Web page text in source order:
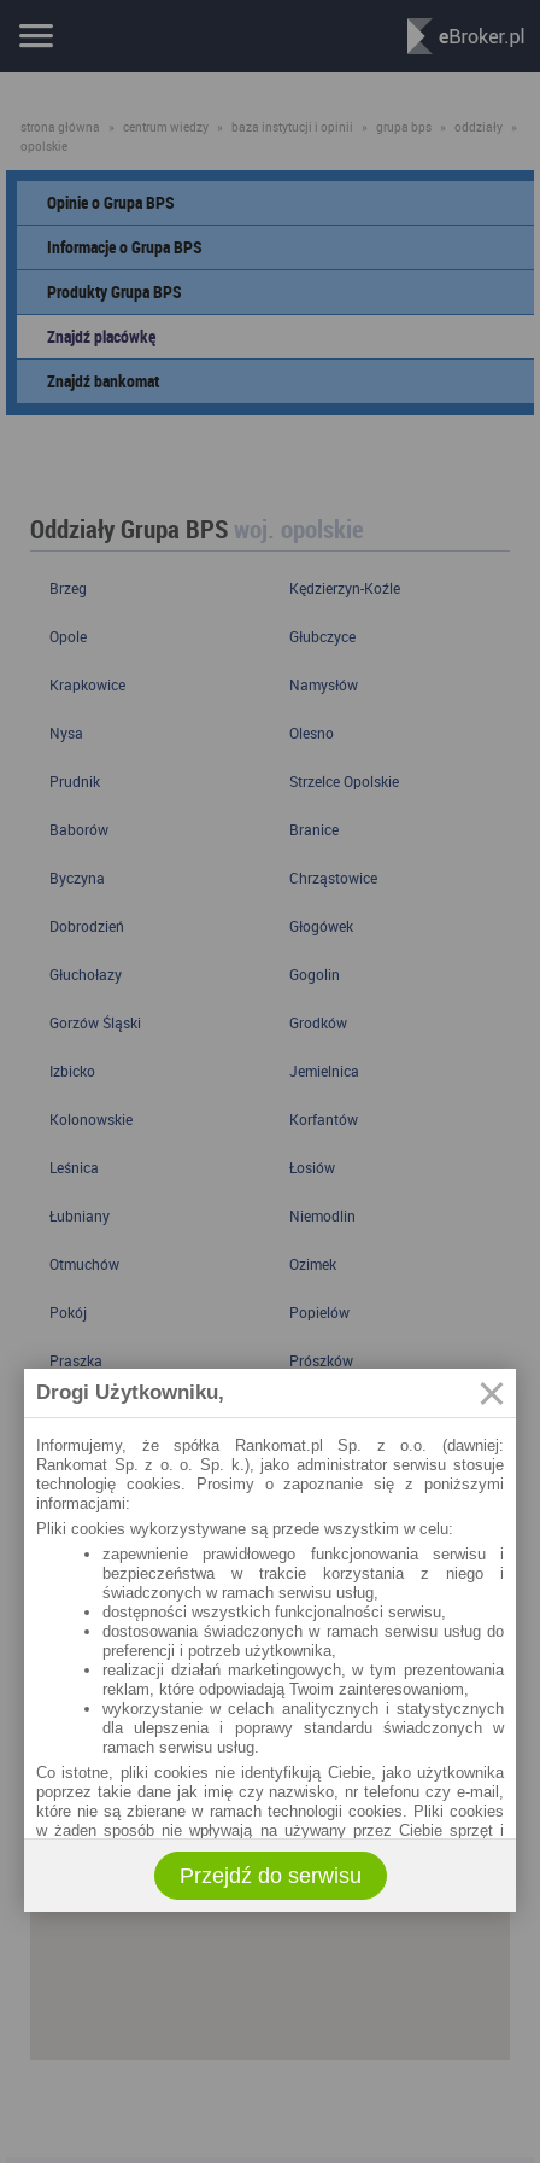
strona główna » centrum wiedzy » baza instytucji i opinii » grupa bps » oddziały »
opolskie
Opinie o Grupa BPS
Informacje o Grupa BPS
Produkty Grupa BPS
Znajdź placówkę
Znajdź bankomat
Oddziały Grupa BPS woj. opolskie
Brzeg Kędzierzyn-Koźle
Opole Głubczyce
Krapkowice Namysłów
Nysa Olesno
Prudnik Strzelce Opolskie
Baborów Branice
Byczyna Chrząstowice
Dobrodzień Głogówek
Głuchołazy Gogolin
Gorzów Śląski Grodków
Izbicko Jemielnica
Kolonowskie Korfantów
Leśnica Łosiów
Łubniany Niemodlin
Otmuchów Ozimek
Pokój Popielów
Praszka Prószków
Radłów
Tarnów Opolski Walce
Zawadzkie
Zębowice Dobrzeń Wielki
Drogi Użytkowniku,
Informujemy, że spółka Rankomat.pl Sp. z o.o. (dawniej:
Rankomat Sp. z o. o. Sp. k.), jako administrator serwisu stosuje
technologię cookies. Prosimy o zapoznanie się z poniższymi
informacjami:
Pliki cookies wykorzystywane są przede wszystkim w celu:
zapewnienie prawidłowego funkcjonowania serwisu i
bezpieczeństwa w trakcie korzystania z niego i
świadczonych w ramach serwisu usług,
dostępności wszystkich funkcjonalności serwisu,
dostosowania świadczonych w ramach serwisu usług do
preferencji i potrzeb użytkownika,
realizacji działań marketingowych, w tym prezentowania
reklam, które odpowiadają Twoim zainteresowaniom,
wykorzystanie w celach analitycznych i statystycznych
dla ulepszenia i poprawy standardu świadczonych w
ramach serwisu usług.
Co istotne, pliki cookies nie identyfikują Ciebie, jako użytkownika
poprzez takie dane jak imię czy nazwisko, nr telefonu czy e-mail,
które nie są zbierane w ramach technologii cookies. Pliki cookies
w żaden sposób nie wpływają na używany przez Ciebie sprzęt i
Zakres wykorzystywania plików cookies możliwy jest do
określenia w ustawieniach przeglądarki każdego użytkownika. Bez
wprowadzenia zmian ustawień, informacje w plikach cookies mogą
Przejdź do serwisu